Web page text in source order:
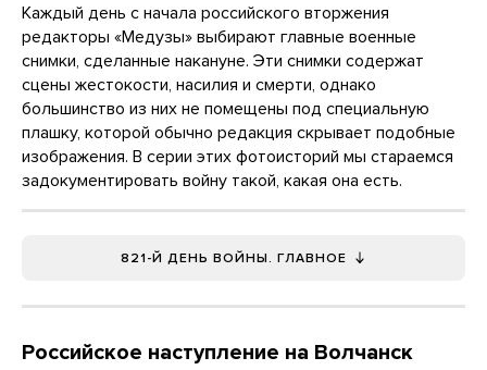
Каждый день с начала российского вторжения
редакторы «Медузы» выбирают главные военные
снимки, сделанные накануне. Эти снимки содержат
сцены жестокости, насилия и смерти, однако
большинство из них не помещены под специальную
плашку, которой обычно редакция скрывает подобные
изображения. В серии этих фотоисторий мы стараемся
задокументировать войну такой, какая она есть.
821-Й ДЕНЬ ВОЙНЫ. ГЛАВНОЕ
Российское наступление на Волчанск